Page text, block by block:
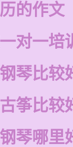
的作文
对一培
琴比较
筝比较
琴哪里